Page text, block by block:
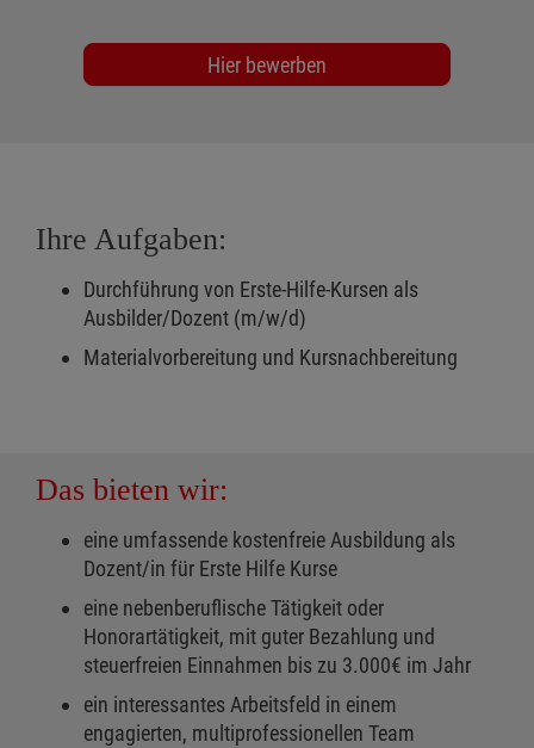
Hier bewerben
Ihre Aufgaben:
Durchführung von Erste-Hilfe-Kursen als
Ausbilder/Dozent (m/w/d)
Materialvorbereitung und Kursnachbereitung
Das bieten wir:
eine umfassende kostenfreie Ausbildung als
Dozent/in für Erste Hilfe Kurse
eine nebenberuflische Tätigkeit oder
Honorartätigkeit, mit guter Bezahlung und
steuerfreien Einnahmen bis zu 3.000€ im Jahr
ein interessantes Arbeitsfeld in einem
engagierten, multiprofessionellen Team